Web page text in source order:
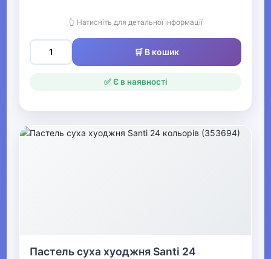
Друкована продукція
Стенди для школи
👆 Натисніть для детальної інформації
🛒 В кошик
✅ Є в наявності
Пастель суха хуоджня Santi 24